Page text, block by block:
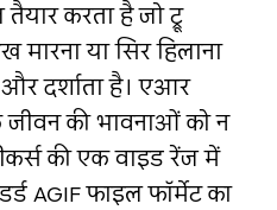
करता है जो ट्रू
या सिर हिलाना
दर्शाता है। एआर
जीवन की भावनाओं को न
की एक वाइड रेंज में
AGIF फाइल फॉर्मेट का